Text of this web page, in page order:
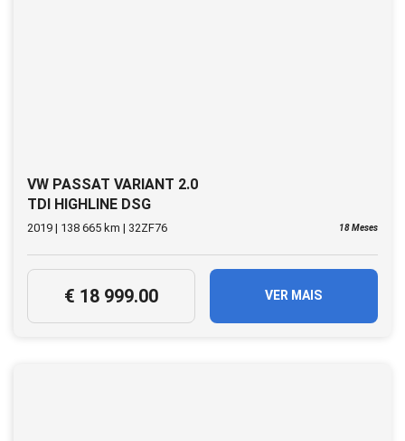
VW PASSAT VARIANT 2.0
TDI HIGHLINE DSG
(AUTO)
2019 | 138 665 km | 32ZF76 18 Meses
€ 18 999.00 VER MAIS